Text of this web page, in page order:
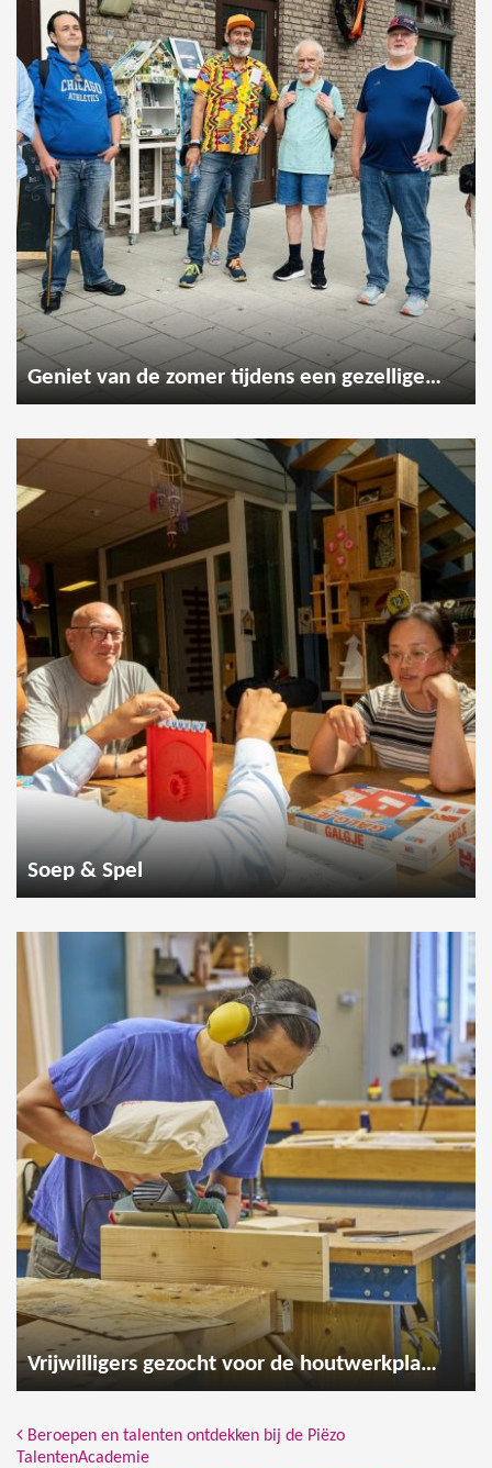
Geniet van de zomer tijdens een gezellige wandeling
Soep & Spel
Vrijwilligers gezocht voor de houtwerkplaats
Bericht Navigatie
Beroepen en talenten ontdekken bij de Piëzo
TalentenAcademie